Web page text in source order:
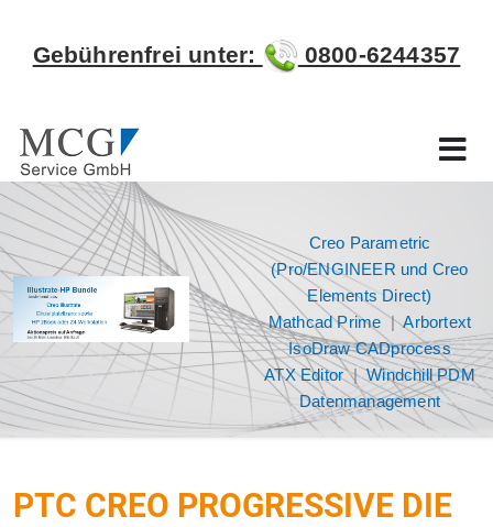
Gebührenfrei unter: 0800-6244357
Creo Parametric
(Pro/ENGINEER und Creo
Elements Direct)
Mathcad Prime |Arbortext
IsoDraw CADprocess
ATX Editor|Windchill PDM
Datenmanagement
PTC CREO PROGRESSIVE DIE